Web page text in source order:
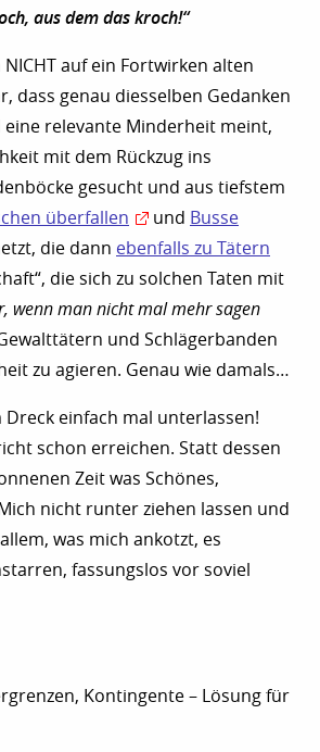
aus dem das kroch!“
auf ein Fortwirken alten
dass genau diesselben Gedanken
relevante Minderheit meint,
mit dem Rückzug ins
gesucht und aus tiefstem
überfallen und Busse
die dann ebenfalls zu Tätern
die sich zu solchen Taten mit
wenn man nicht mal mehr sagen
und Schlägerbanden
zu agieren. Genau wie damals…
einfach mal unterlassen!
schon erreichen. Statt dessen
Zeit was Schönes,
nicht runter ziehen lassen und
was mich ankotzt, es
fassungslos vor soviel
Kontingente – Lösung für